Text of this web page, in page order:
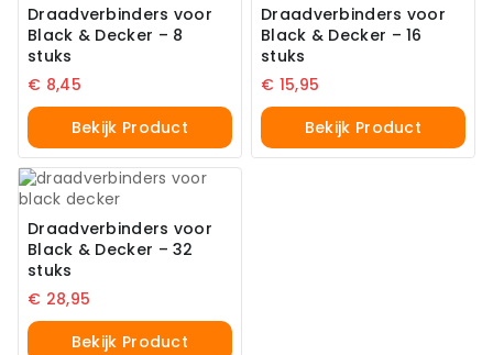
Draadverbinders voor
Black & Decker – 8
stuks
€ 8,45
Bekijk Product
Draadverbinders voor
Black & Decker – 16
stuks
€ 15,95
Bekijk Product
Draadverbinders voor
Black & Decker – 32
stuks
€ 28,95
Bekijk Product